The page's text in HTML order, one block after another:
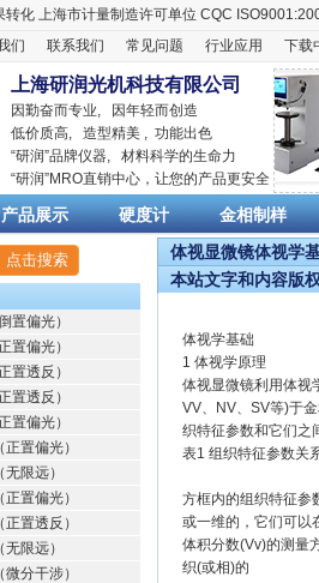
转化 上海市计量制造许可单位 CQC
们
联系我们 常见问题 行业应用 下载
上海研润光机科技有限公司
因勤奋而专业, 因年轻而创造
低价质高, 造型精美 , 功能出色
“研润”品牌仪器, 材料科学的生命力
“研润”MRO直销中心，让您的产品更安全
产品展示 硬度计 金相制样
置偏光）
置偏光）
置透反）
置透反）
置偏光）
置偏光）
限远）
置偏光）
置透反）
限远）
分干涉）
体视显微镜体视学
本站文字和内容版
体视学基础
1 体视学原理
体视显微镜利用体视
VV、NV、SV等)于
织特征参数和它们之
表1 组织特征参数关
方框内的组织特征参
或一维的，它们可以
体积分数(Vv)的测量
织(或相)的